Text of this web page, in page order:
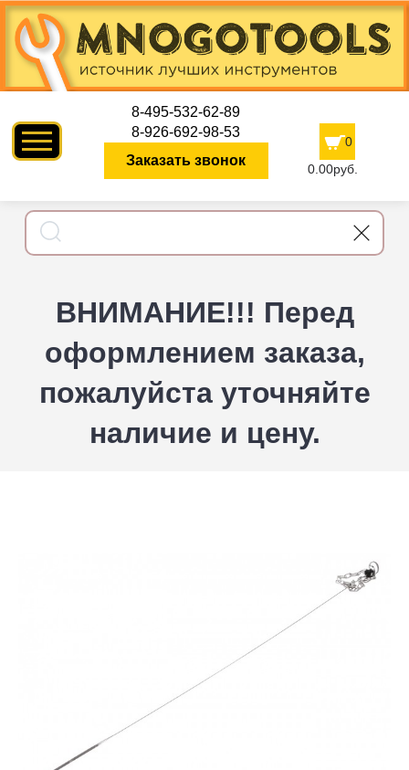
8-495-532-62-89
8-926-692-98-53
Заказать звонок
0
0.00руб.
ВНИМАНИЕ!!! Перед
оформлением заказа,
пожалуйста уточняйте
наличие и цену.